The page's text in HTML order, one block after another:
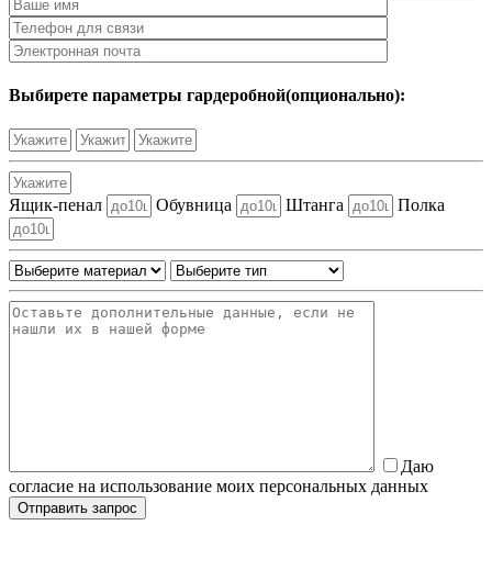
Выбирете параметры гардеробной(опционально):
Ящик-пенал Обувница Штанга Полка
Даю
согласие на использование моих персональных данных